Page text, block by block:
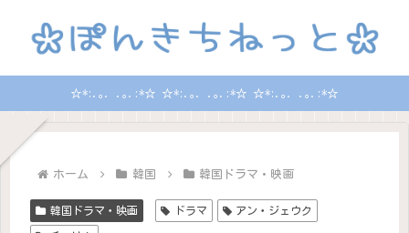
☆*:.｡. .｡.:*☆ ☆*:.｡. .｡.:*☆ ☆*:.｡. .｡.:*☆
ホーム 韓国 韓国ドラマ・映画
韓国ドラマ・映画 ドラマ アン・ジェウク